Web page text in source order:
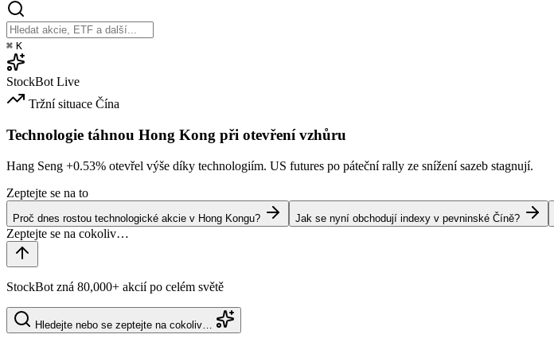
⌘ K
StockBot Live
Tržní situace Čína
Technologie táhnou Hong Kong při otevření vzhůru
Hang Seng +0.53% otevřel výše díky technologiím. US futures po páteční rally ze snížení sazeb stagnují.
Zeptejte se na to
Proč dnes rostou technologické akcie v Hong Kongu? Jak se nyní obchodují indexy v pevninské Číně?
StockBot zná 80,000+ akcií po celém světě
Hledejte nebo se zeptejte na cokoliv…